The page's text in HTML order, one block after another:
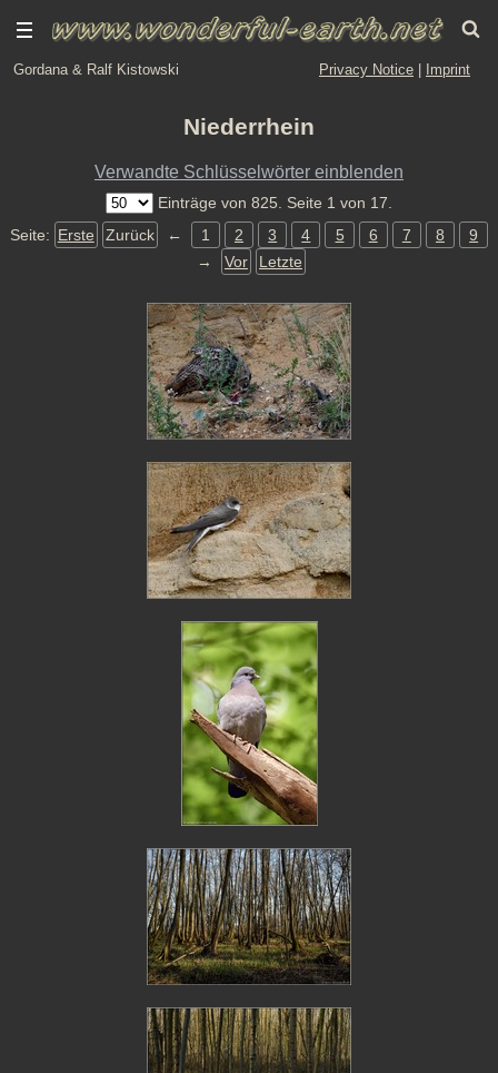
Gordana & Ralf Kistowski Privacy Notice Imprint
Niederrhein
Verwandte Schlüsselwörter einblenden
Einträge von 825. Seite 1 von 17.
Seite: Erste Zurück ← 1 2 3 4 5 6 7 8
9
→
Vor Letzte